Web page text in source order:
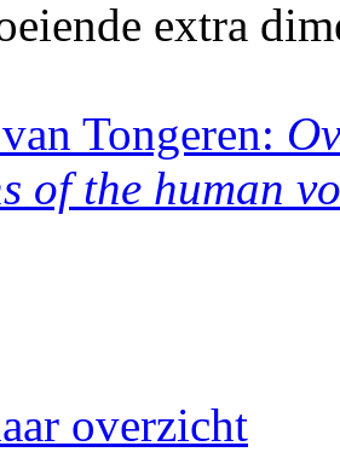
extra
Tongeren:
of the human
overzicht